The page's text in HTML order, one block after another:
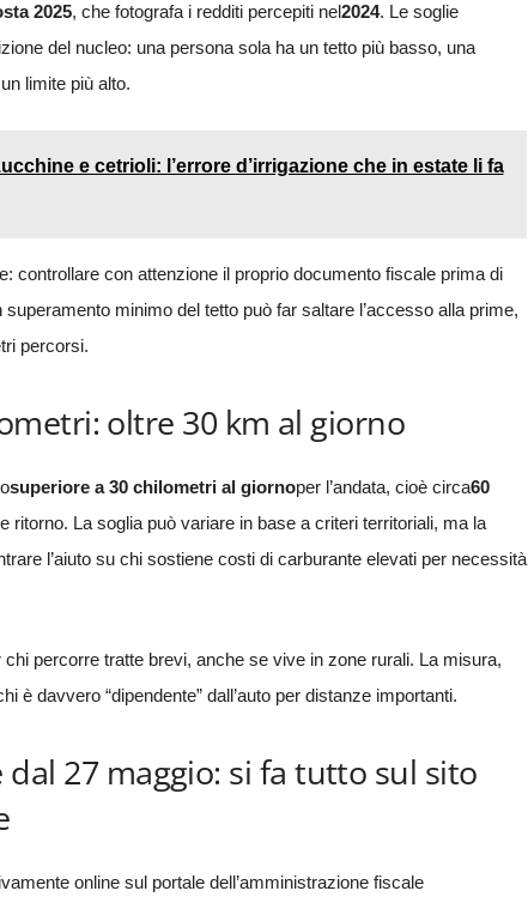
2025, che fotografa i redditi percepiti nel2024. Le soglie
del nucleo: una persona sola ha un tetto più basso, una
limite più alto.
e cetrioli: l’errore d’irrigazione che in estate li fa
controllare con attenzione il proprio documento fiscale prima di
minimo del tetto può far saltare l’accesso alla prime,
percorsi.
oltre 30 km al giorno
superiore a 30 chilometri al giornoper l’andata, cioè circa60
ritorno. La soglia può variare in base a criteri territoriali, ma la
l’aiuto su chi sostiene costi di carburante elevati per necessità
percorre tratte brevi, anche se vive in zone rurali. La misura,
è davvero “dipendente” dall’auto per distanze importanti.
27 maggio: si fa tutto sul sito
online sul portale dell’amministrazione fiscale